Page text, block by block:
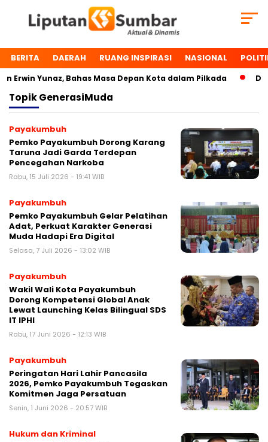
BERITA DAERAH RUANG INSPIRASI NASIONAL
Yunaz, Bahas Masa Depan Kota dalam Pilkada Dua
TopikGenerasiMuda
Payakumbuh
Pemko Payakumbuh Dorong Karang
Taruna Jadi Garda Terdepan
Pencegahan Narkoba
Rabu, 15 Juli 2026 - 19:41 WIB
Payakumbuh
Pemko Payakumbuh Gelar Pelatihan
Adat, Perkuat Karakter Generasi
Muda Hadapi Era Digital
Selasa, 7 Juli 2026 - 13:02 WIB
Payakumbuh
Wakil Wali Kota Payakumbuh
Dorong Kompetensi Global Anak
Lewat Launching Kelas Bilingual SDS
IT IPHI
Rabu, 17 Juni 2026 - 12:13 WIB
Payakumbuh
Peringatan Hari Lahir Pancasila
2026, Pemko Payakumbuh Tegaskan
Komitmen Jaga Persatuan
Senin, 1 Juni 2026 - 20:57 WIB
Hukum dan Kriminal